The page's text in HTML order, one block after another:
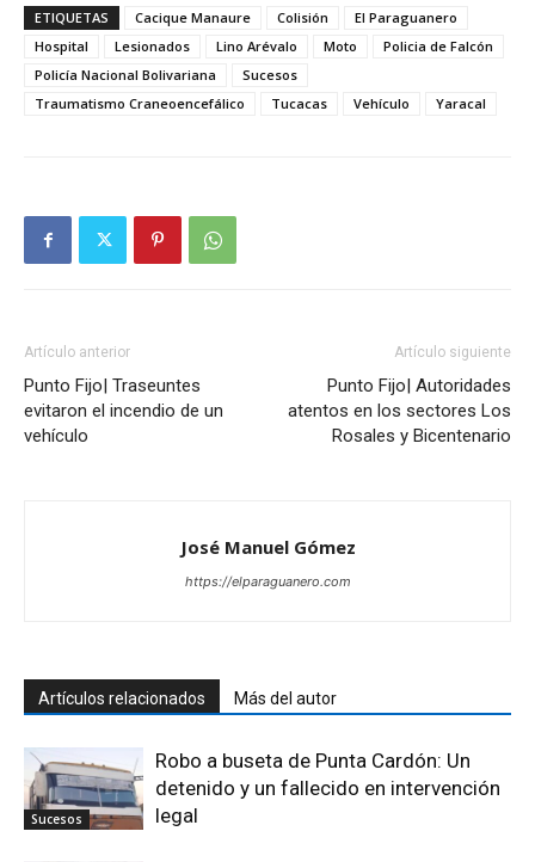
ETIQUETAS Cacique Manaure Colisión
El Paraguanero
Hospital
Lesionados Lino Arévalo Moto
Policia de Falcón
Policía Nacional Bolivariana
Sucesos
Traumatismo Craneoencefálico
Tucacas Vehículo Yaracal
Artículo anterior
Punto Fijo| Traseuntes
evitaron el incendio de un
vehículo
Artículo siguiente
Punto Fijo| Autoridades
atentos en los sectores Los
Rosales y Bicentenario
José Manuel Gómez
https://elparaguanero.com
Artículos relacionados Más del autor
Sucesos
Robo a buseta de Punta Cardón: Un
detenido y un fallecido en intervención
legal